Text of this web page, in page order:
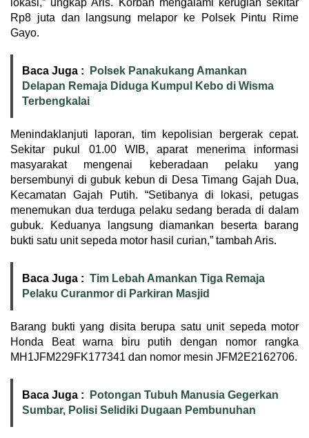
lokasi,” ungkap Aris. Korban mengalami kerugian sekitar
Rp8 juta dan langsung melapor ke Polsek Pintu Rime
Gayo.
Baca Juga :
Polsek Panakukang Amankan
Delapan Remaja Diduga Kumpul Kebo di Wisma
Terbengkalai
Menindaklanjuti laporan, tim kepolisian bergerak cepat.
Sekitar pukul 01.00 WIB, aparat menerima informasi
masyarakat mengenai keberadaan pelaku yang
bersembunyi di gubuk kebun di Desa Timang Gajah Dua,
Kecamatan Gajah Putih. “Setibanya di lokasi, petugas
menemukan dua terduga pelaku sedang berada di dalam
gubuk. Keduanya langsung diamankan beserta barang
bukti satu unit sepeda motor hasil curian,” tambah Aris.
Baca Juga : Tim Lebah Amankan Tiga Remaja
Pelaku Curanmor di Parkiran Masjid
Barang bukti yang disita berupa satu unit sepeda motor
Honda Beat warna biru putih dengan nomor rangka
MH1JFM229FK177341 dan nomor mesin JFM2E2162706.
Baca Juga :
Potongan Tubuh Manusia Gegerkan
Sumbar, Polisi Selidiki Dugaan Pembunuhan